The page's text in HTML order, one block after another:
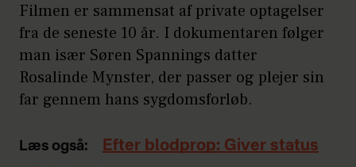
Filmen er sammensat af private optagelser
fra de seneste 10 år. I dokumentaren følger
man især Søren Spannings datter
Rosalinde Mynster, der passer og plejer sin
far gennem hans sygdomsforløb.
Læs også:
Efter blodprop: Giver status